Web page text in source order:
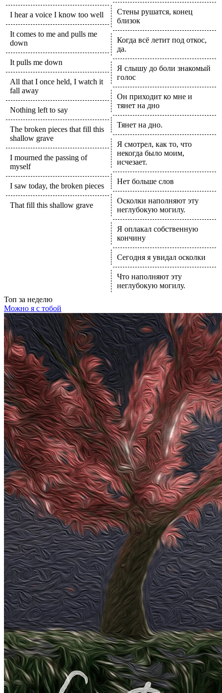
I hear a voice I know too well
It comes to me and pulls me
down
It pulls me down
All that I once held, I watch it
fall away
Nothing left to say
The broken pieces that fill this
shallow grave
I mourned the passing of
myself
I saw today, the broken pieces
That fill this shallow grave
Стены рушатся, конец
близок
Когда всё летит под откос,
да.
Я слышу до боли знакомый
голос
Он приходит ко мне и
тянет на дно
Тянет на дно.
Я смотрел, как то, что
некогда было моим,
исчезает.
Нет больше слов
Осколки наполняют эту
неглубокую могилу.
Я оплакал собственную
кончину
Сегодня я увидал осколки
Что наполняют эту
неглубокую могилу.
Топ за неделю
Можно я с тобой